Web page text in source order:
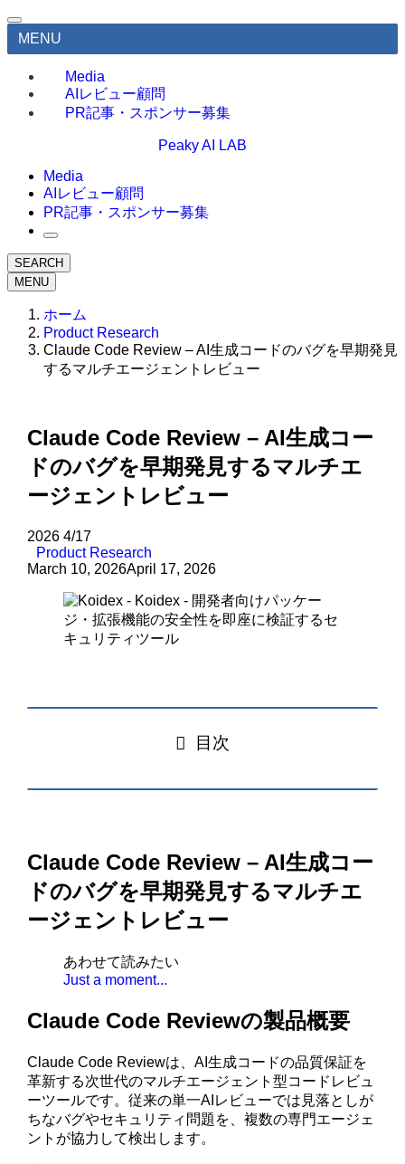
MENU
Media
AIレビュー顧問
PR記事・スポンサー募集
Peaky AI LAB
Media
AIレビュー顧問
PR記事・スポンサー募集
SEARCH
MENU
ホーム
Product Research
Claude Code Review – AI生成コードのバグを早期発見
するマルチエージェントレビュー
Claude Code Review – AI生成コー
ドのバグを早期発見するマルチエ
ージェントレビュー
2026 4/17
Product Research
March 10, 2026April 17, 2026
目次
Claude Code Review – AI生成コー
ドのバグを早期発見するマルチエ
ージェントレビュー
あわせて読みたい
Just a moment...
Claude Code Reviewの製品概要
Claude Code Reviewは、AI生成コードの品質保証を
革新する次世代のマルチエージェント型コードレビュ
ーツールです。従来の単一AIレビューでは見落としが
ちなバグやセキュリティ問題を、複数の専門エージェ
ントが協力して検出します。